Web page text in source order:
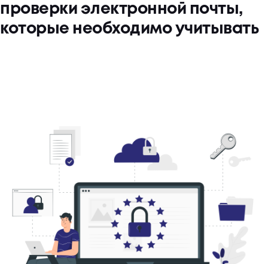
проверки электронной почты,
которые необходимо учитывать